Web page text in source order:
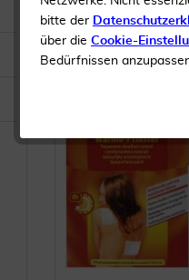
bitte der
über die Cookie-
Bedürfnissen